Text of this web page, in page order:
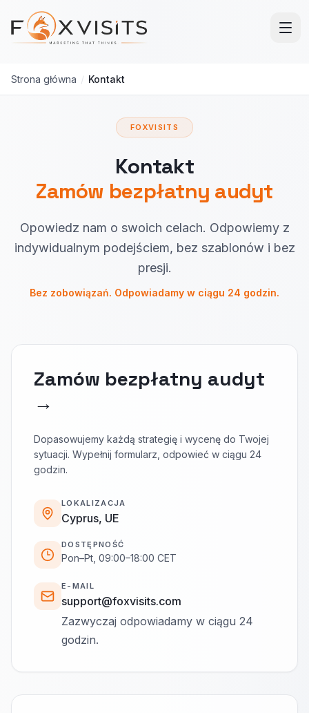
Przejdź do treści głównej
Strona główna / Kontakt
FOXVISITS
Kontakt
Zamów bezpłatny audyt
Opowiedz nam o swoich celach. Odpowiemy z
indywidualnym podejściem, bez szablonów i bez
presji.
Bez zobowiązań. Odpowiadamy w ciągu 24 godzin.
Zamów bezpłatny audyt
→
Dopasowujemy każdą strategię i wycenę do Twojej
sytuacji. Wypełnij formularz, odpowieć w ciągu 24
godzin.
LOKALIZACJA
Cyprus, UE
DOSTĘPNOŚĆ
Pon–Pt, 09:00–18:00 CET
E-MAIL
support@foxvisits.com
Zazwyczaj odpowiadamy w ciągu 24
godzin.